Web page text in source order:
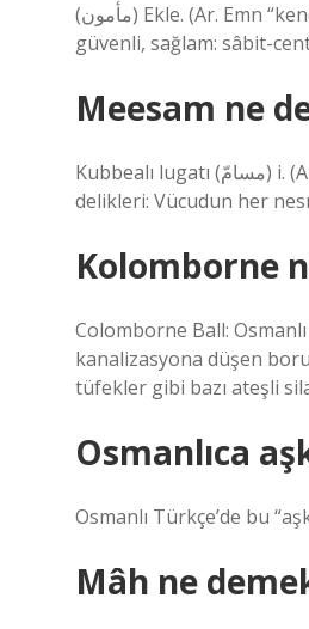
(ﻣﺄﻣﻮﻥ) Ekle. (Ar. Emn “kendine güvenen, korkusuz” tan me’mūn) hiçbir tehlike, korkusuz, güvenli, güvenli,
güvenli, sağlam: sâbit-
Meesam ne
Kubbealı lugatı (ﻣﺴﺎﻡّ) i. (Ar. Mesemm’in çoğul formu Mesāmm) Cilt, gözenekler, meydan okuma zodern küçük
delikleri: Vücudun her
Kolomborne
Colomborne Ball:
kanalizasyona düşen
tüfekler gibi bazı ateşli
Osmanlıca
Osmanlı Türkçe’de bu
Mâh ne